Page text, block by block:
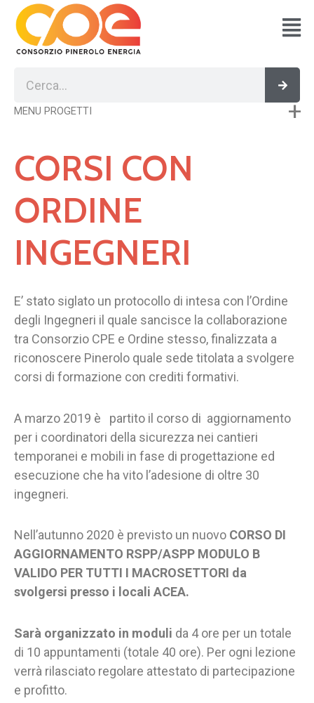
contenuto
MENU PROGETTI
CORSI CON
ORDINE
INGEGNERI
E’ stato siglato un protocollo di intesa con l’Ordine
degli Ingegneri il quale sancisce la collaborazione
tra Consorzio CPE e Ordine stesso, finalizzata a
riconoscere Pinerolo quale sede titolata a svolgere
corsi di formazione con crediti formativi.
A marzo 2019 è partito il corso di aggiornamento
per i coordinatori della sicurezza nei cantieri
temporanei e mobili in fase di progettazione ed
esecuzione che ha vito l’adesione di oltre 30
ingegneri.
Nell’autunno 2020 è previsto un nuovo CORSO DI
AGGIORNAMENTO RSPP/ASPP MODULO B
VALIDO PER TUTTI I MACROSETTORI da
svolgersi presso i locali ACEA.
Sarà organizzato in moduli da 4 ore per un totale
di 10 appuntamenti (totale 40 ore). Per ogni lezione
verrà rilasciato regolare attestato di partecipazione
e profitto.